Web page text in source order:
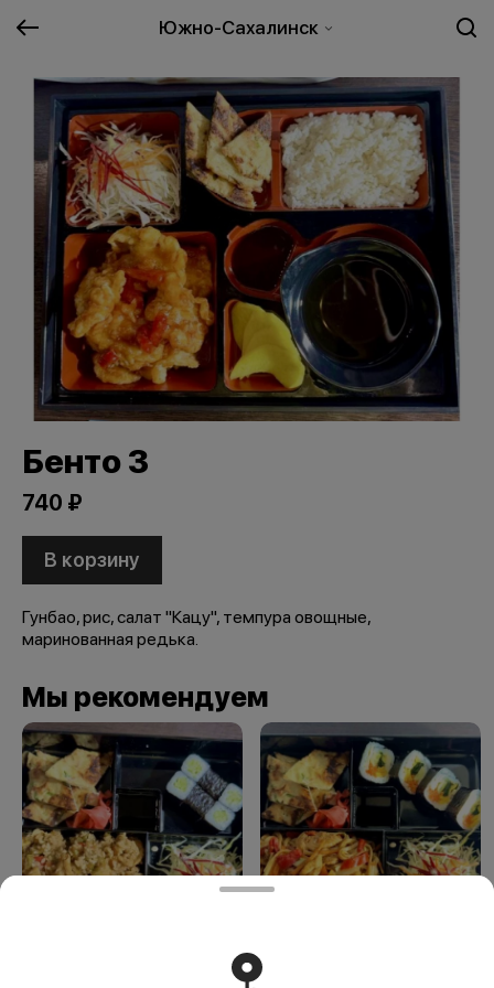
Южно-Сахалинск
Бенто 3
740 ₽
В корзину
Гунбао, рис, салат "Кацу", темпура овощные,
маринованная редька.
Мы рекомендуем
Бенто 2